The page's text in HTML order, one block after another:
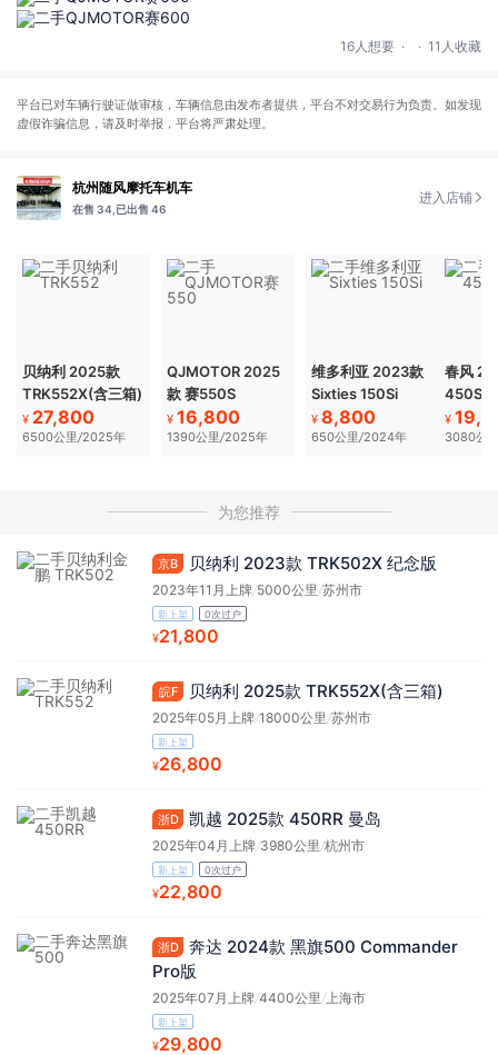
16人想要 . . 11人收藏
平台已对车辆行驶证做审核，车辆信息由发布者提供，平台不对交易行为负责。如发现
虚假诈骗信息，请及时举报，平台将严肃处理。
杭州随风摩托车机车
在售 34, 已出售 46
进入店铺
贝纳利 2025款
TRK552X(含三箱)
¥ 27,800
6500公里/2025年
QJMOTOR 2025
款 赛550S
¥ 16,800
1390公里/2025年
维多利亚 2023款
Sixties 150Si
¥ 8,800
650公里/2024年
春风
450SR
¥
3080公
为您推荐
京B 贝纳利 2023款 TRK502X 纪念版
2023年11月上牌/5000公里/苏州市
新上架 0次过户
¥21,800
皖F 贝纳利 2025款 TRK552X(含三箱)
2025年05月上牌/18000公里/苏州市
新上架
¥26,800
浙D 凯越 2025款 450RR 曼岛
2025年04月上牌/3980公里/杭州市
新上架 0次过户
¥22,800
浙D
奔达 2024款 黑旗500 Commander
Pro版
2025年07月上牌/4400公里/上海市
新上架
¥29,800